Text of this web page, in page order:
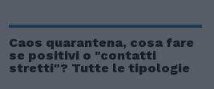
Caos quarantena, cosa fare
se positivi o "contatti
stretti"? Tutte le tipologie